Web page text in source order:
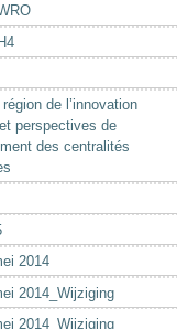
de l’innovation
perspectives de
des centralités
2014
2014_Wijziging
2014_Wijziging